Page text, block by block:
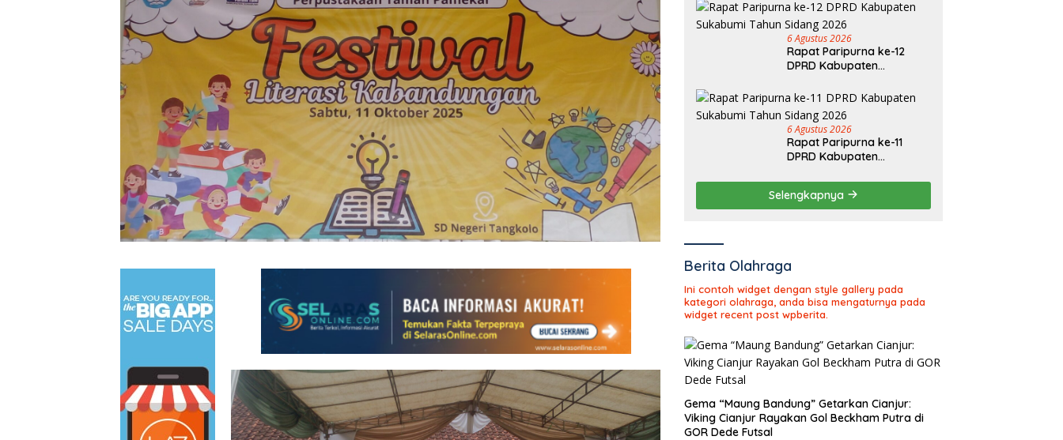
6 Agustus 2026
Rapat Paripurna ke-12
DPRD Kabupaten
2026
6 Agustus 2026
Rapat Paripurna ke-11
DPRD Kabupaten
2026
Selengkapnya
Berita Olahraga
Ini contoh widget dengan style gallery pada
kategori olahraga, anda bisa mengaturnya pada
widget recent post wpberita.
Gema “Maung Bandung” Getarkan Cianjur:
Viking Cianjur Rayakan Gol Beckham Putra di
GOR Dede Futsal